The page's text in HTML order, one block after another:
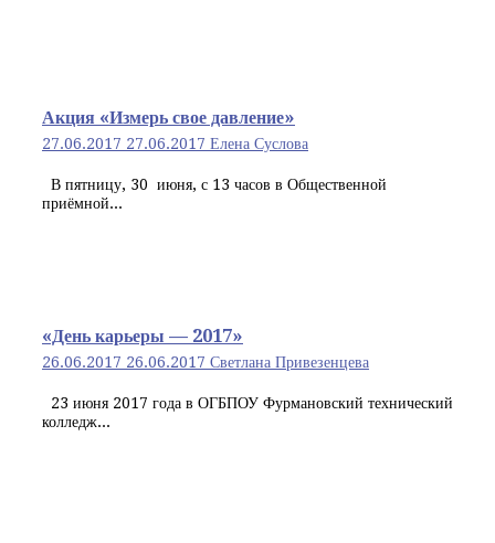
Акция «Измерь свое давление»
27.06.2017 27.06.2017 Елена Суслова
В пятницу, 30 июня, с 13 часов в Общественной
приёмной...
«День карьеры — 2017»
26.06.2017 26.06.2017 Светлана Привезенцева
23 июня 2017 года в ОГБПОУ Фурмановский технический
колледж...